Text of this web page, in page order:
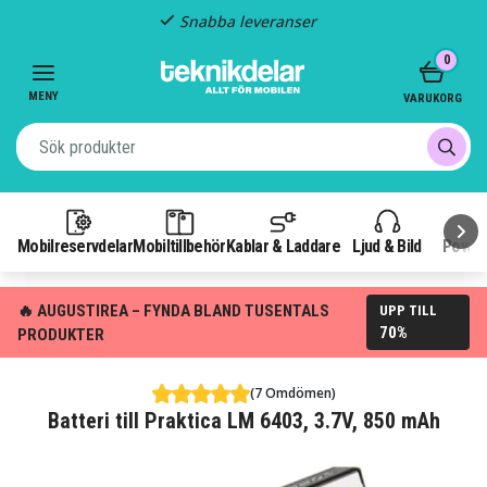
Snabba leveranser
MENY
MobilreservdelarMobiltillbehör Kablar & Laddare Ljud & Bild
0
VARUKORG
🔥 AUGUSTIREA – FYNDA BLAND TUSENTALS
PRODUKTER
UPP TILL
70%
(7 Omdömen)
Batteri till Praktica LM 6403, 3.7V, 850 mAh